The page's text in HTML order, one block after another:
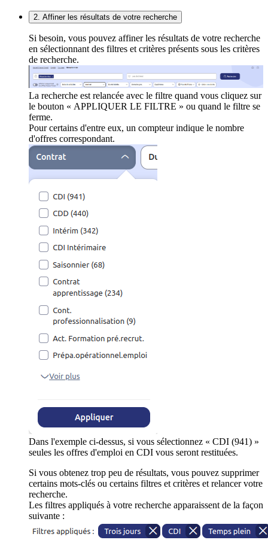
2. Affiner les résultats de votre recherche
Si besoin, vous pouvez affiner les résultats de votre recherche
en sélectionnant des filtres et critères présents sous les critères
de recherche.
La recherche est relancée avec le filtre quand vous cliquez sur
le bouton « APPLIQUER LE FILTRE » ou quand le filtre se
ferme.
Pour certains d'entre eux, un compteur indique le nombre
d'offres correspondant.
Dans l'exemple ci-dessus, si vous sélectionnez « CDI (941) »
seules les offres d'emploi en CDI vous seront restituées.
Si vous obtenez trop peu de résultats, vous pouvez supprimer
certains mots-clés ou certains filtres et critères et relancer votre
recherche.
Les filtres appliqués à votre recherche apparaissent de la façon
suivante :